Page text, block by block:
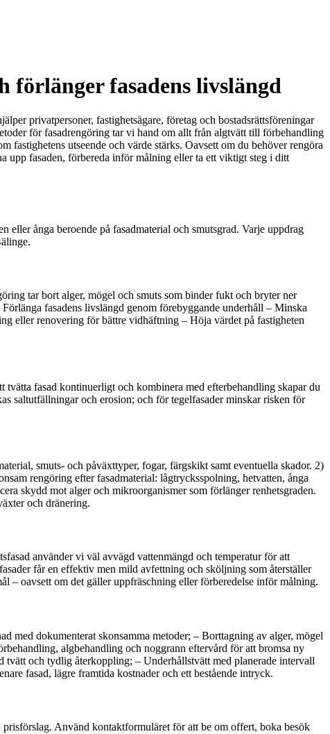
förlänger fasadens livslängd
privatpersoner, fastighetsägare, företag och bostadsrättsföreningar
för fasadrengöring tar vi hand om allt från algtvätt till förbehandling
fastighetens utseende och värde stärks. Oavsett om du behöver rengöra
upp fasaden, förbereda inför målning eller ta ett viktigt steg i ditt
ånga beroende på fasadmaterial och smutsgrad. Varje uppdrag
tar bort alger, mögel och smuts som binder fukt och bryter ner
fasadens livslängd genom förebyggande underhåll – Minska
eller renovering för bättre vidhäftning – Höja värdet på fastigheten
fasad kontinuerligt och kombinera med efterbehandling skapar du
saltutfällningar och erosion; och för tegelfasader minskar risken för
smuts- och påväxttyper, fogar, färgskikt samt eventuella skador. 2)
rengöring efter fasadmaterial: lågtrycksspolning, hetvatten, ånga
skydd mot alger och mikroorganismer som förlänger renhetsgraden.
och dränering.
använder vi väl avvägd vattenmängd och temperatur för att
får en effektiv men mild avfettning och sköljning som återställer
– oavsett om det gäller uppfräschning eller förberedelse inför målning.
med dokumenterat skonsamma metoder; – Borttagning av alger, mögel
algbehandling och noggrann eftervård för att bromsa ny
och tydlig återkoppling; – Underhållstvätt med planerade intervall
fasad, lägre framtida kostnader och ett bestående intryck.
Använd kontaktformuläret för att be om offert, boka besök